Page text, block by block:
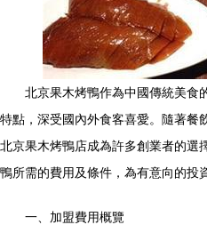
北京果木烤鴨作為中國傳統美食
特點，深受國內外食客喜愛。隨著餐
北京果木烤鴨店成為許多創業者的選
鴨所需的費用及條件，為有意向的投
一、加盟費用概覽